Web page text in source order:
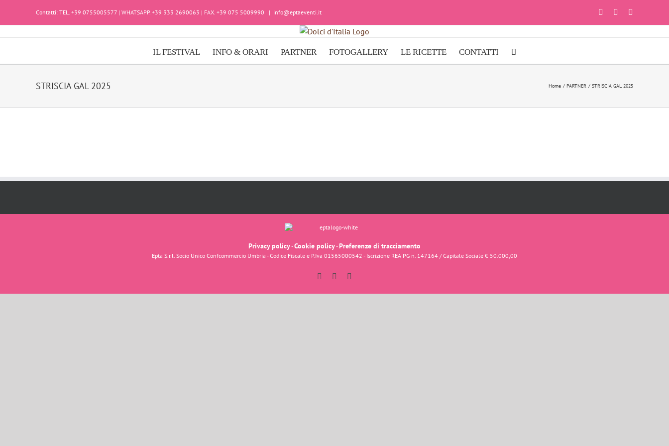
Contatti: TEL. +39 0755005577 | WHATSAPP. +39 333 2690063 | FAX. +39 075 5009990 | info@eptaeventi.it FacebookInstagram
IL FESTIVAL INFO & ORARI PARTNER FOTOGALLERY LE RICETTE CONTATTI
STRISCIA GAL 2025 Home PARTNER STRISCIA GAL 2025
Privacy policy-Cookie policy-Preferenze di tracciamento
Epta S.r.l. Socio Unico Confcommercio Umbria - Codice Fiscale e P.Iva 01565000542 - Iscrizione REA PG n. 147164 / Capitale Sociale € 50.000,00
FacebookInstagram